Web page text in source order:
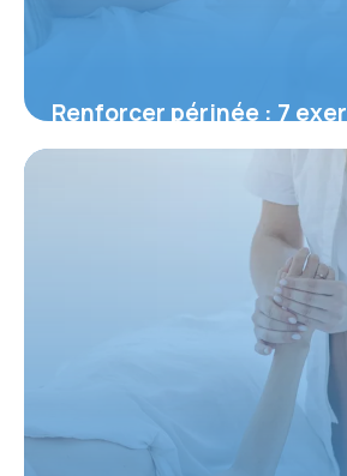
Renforcer périnée : 7
efficaces 2026